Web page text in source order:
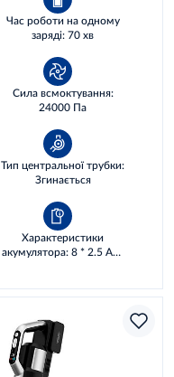
Час роботи на одному
заряді: 70 хв
Сила всмоктування:
24000 Па
Тип центральної трубки:
Згинається
Характеристики
акумулятора: 8 * 2.5 AH,